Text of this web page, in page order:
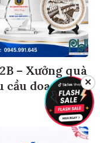
– Xưởng quà
cầu doanh
✕